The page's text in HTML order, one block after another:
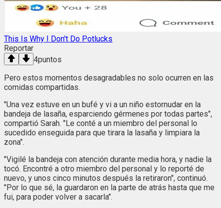
This Is Why I Don't Do Potlucks
Reportar
4puntos
Pero estos momentos desagradables no solo ocurren en las
comidas compartidas.
"Una vez estuve en un bufé y vi a un niño estornudar en la
bandeja de lasaña, esparciendo gérmenes por todas partes",
compartió Sarah. "Le conté a un miembro del personal lo
sucedido enseguida para que tirara la lasaña y limpiara la
zona".
"Vigilé la bandeja con atención durante media hora, y nadie la
tocó. Encontré a otro miembro del personal y lo reporté de
nuevo, y unos cinco minutos después la retiraron", continuó.
"Por lo que sé, la guardaron en la parte de atrás hasta que me
fui, para poder volver a sacarla".